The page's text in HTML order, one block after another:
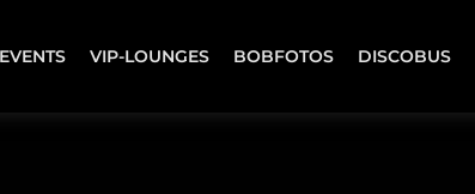
VIP-LOUNGES BOBFOTOS DISCOBUS